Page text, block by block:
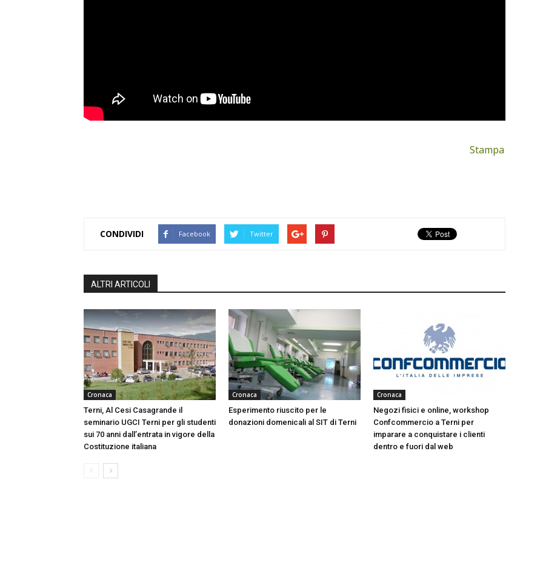
Stampa
CONDIVIDI Facebook Twitter
ALTRI ARTICOLI
Cronaca
Terni, Al Cesi Casagrande il
seminario UGCI Terni per gli studenti
sui 70 anni dall’entrata in vigore della
Costituzione italiana
Cronaca
Esperimento riuscito per le
donazioni domenicali al SIT di Terni
Cronaca
Negozi fisici e online, workshop
Confcommercio a Terni per
imparare a conquistare i clienti
dentro e fuori dal web